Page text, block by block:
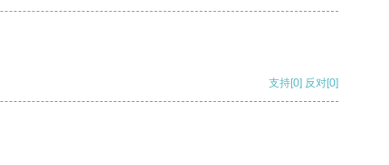
支持[0] 反对[0]